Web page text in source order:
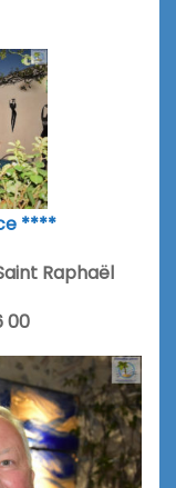
****
Raphaël
00